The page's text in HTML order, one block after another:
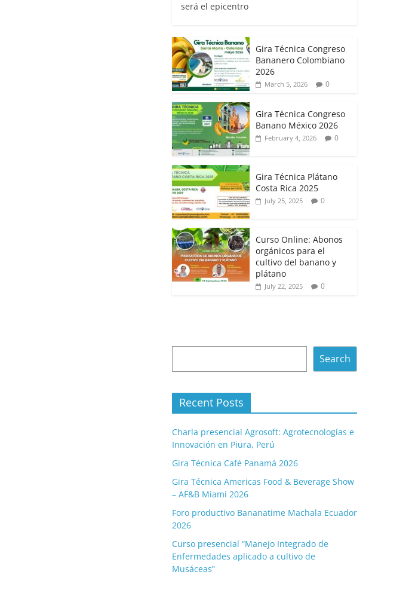
será el epicentro
Gira Técnica Congreso
Bananero Colombiano
2026
March 5, 2026 0
Gira Técnica Congreso
Banano México 2026
February 4, 2026 0
Gira Técnica Plátano
Costa Rica 2025
July 25, 2025 0
Curso Online: Abonos
orgánicos para el
cultivo del banano y
plátano
July 22, 2025 0
Search
Recent Posts
Charla presencial Agrosoft: Agrotecnologías e
Innovación en Piura, Perú
Gira Técnica Café Panamá 2026
Gira Técnica Americas Food & Beverage Show
– AF&B Miami 2026
Foro productivo Bananatime Machala Ecuador
2026
Curso presencial “Manejo Integrado de
Enfermedades aplicado a cultivo de
Musáceas”